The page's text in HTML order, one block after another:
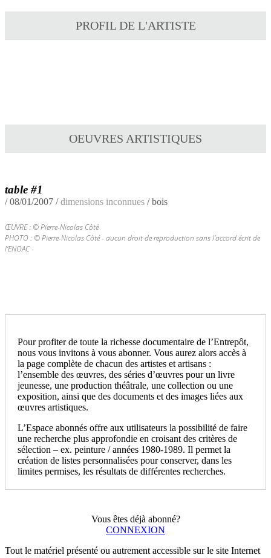
PROFIL DE L'ARTISTE
OEUVRES ARTISTIQUES
table #1
/08/01/2007 /dimensions inconnues / bois
ŒUVRE : © Pierre-Nicolas Côté
PHOTO : © Pierre-Nicolas Côté - aucun droit de reproduction sans l’accord écrit de
l’ENOAC -
Pour profiter de toute la richesse documentaire de l’Entrepôt,
nous vous invitons à vous abonner. Vous aurez alors accès à
la page complète de chacun des artistes et artisans :
l’ensemble des œuvres, des séries d’œuvres pour un livre
jeunesse, une production théâtrale, une collection ou une
exposition, ainsi que des documents et des images liées aux
œuvres artistiques.
L’Espace abonnés offre aux utilisateurs la possibilité de faire
une recherche plus approfondie en croisant des critères de
sélection – ex. peinture / années 1980-1989. Il permet la
création de listes personnalisées pour conserver, dans les
limites permises, les résultats de différentes recherches.
Vous êtes déjà abonné?
CONNEXION
Tout le matériel présenté ou autrement accessible sur le site Internet